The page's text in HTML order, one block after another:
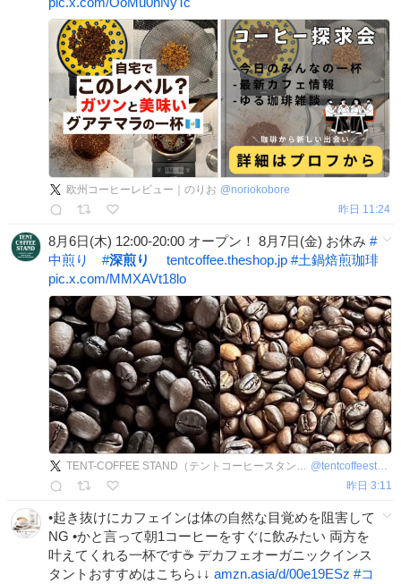
欧州コーヒーレビュー｜のりお @noriokobore
昨日 11:24
8月6日(木) 12:00-20:00 オープン！ 8月7日(金) お休み #
中煎り
#深煎り tentcoffee.theshop.jp #土鍋焙煎珈琲
pic.x.com/MMXAVt18lo
TENT-COFFEE STAND（テントコーヒースタンド） @tentcoffeestand
昨日 3:11
•起き抜けにカフェインは体の自然な目覚めを阻害して
NG •かと言って朝1コーヒーをすぐに飲みたい 両方を
叶えてくれる一杯です☕️ デカフェオーガニックインス
タントおすすめはこちら↓↓ amzn.asia/d/00e19ESz #コ